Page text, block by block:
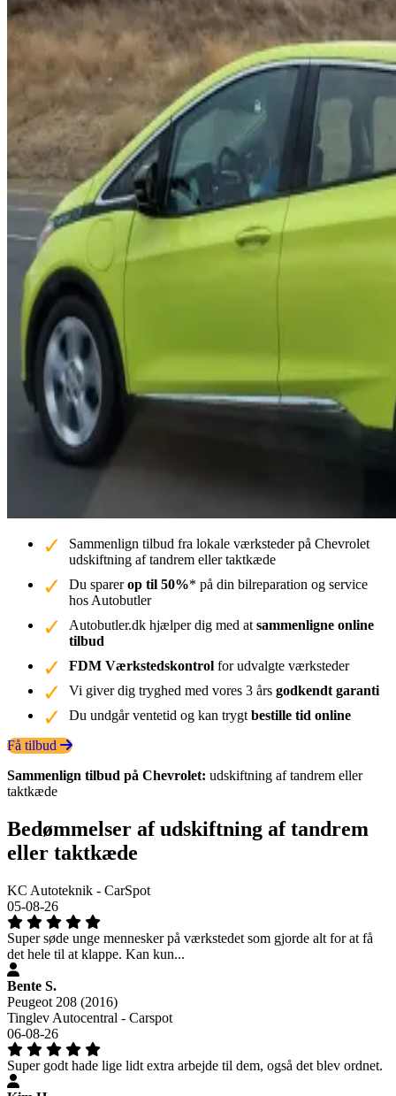
Sammenlign tilbud fra lokale værksteder på Chevrolet
udskiftning af tandrem eller taktkæde
Du sparerop til 50%* på din bilreparation og service
hos Autobutler
Autobutler.dk hjælper dig med at sammenligne online
tilbud
FDM Værkstedskontrol for udvalgte værksteder
Vi giver dig tryghed med vores 3 års godkendt garanti
Du undgår ventetid og kan trygt bestille tid online
Få tilbud
Sammenlign tilbud på Chevrolet: udskiftning af tandrem eller
taktkæde
Bedømmelser af udskiftning af tandrem
eller taktkæde
KC Autoteknik - CarSpot
05-08-26
Super søde unge mennesker på værkstedet som gjorde alt for at få
det hele til at klappe. Kan kun...
Bente S.
Peugeot 208 (2016)
Tinglev Autocentral - Carspot
06-08-26
Super godt hade lige lidt extra arbejde til dem, også det blev ordnet.